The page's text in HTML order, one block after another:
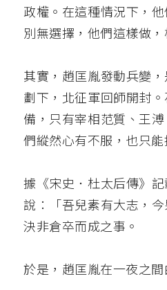
政權。在這種情況下，
別無選擇，他們這樣做
其實，趙匡胤發動兵變
劃下，北征軍回師開封
備，只有宰相范質、王
們縱然心有不服，也只
據《宋史．杜太后傳》
說：「吾兒素有大志，
決非倉卒而成之事。
於是，趙匡胤在一夜之